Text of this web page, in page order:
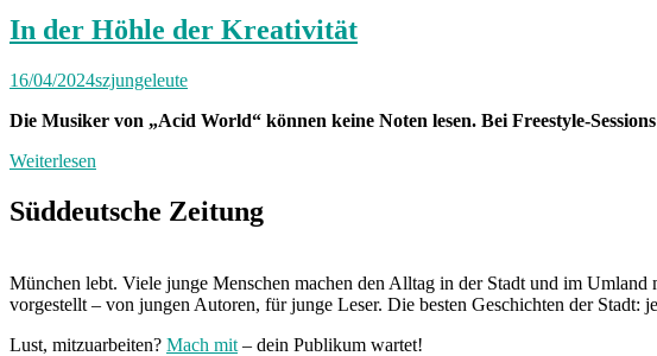
In der Höhle der Kreativität
16/04/2024szjungeleute
Die Musiker von „Acid World“ können keine Noten lesen. Bei Freestyle-
Weiterlesen
Süddeutsche Zeitung
München lebt. Viele junge Menschen machen den Alltag in der Stadt und im
vorgestellt – von jungen Autoren, für junge Leser. Die besten Geschichten der Stadt:
Lust, mitzuarbeiten? Mach mit – dein Publikum wartet!